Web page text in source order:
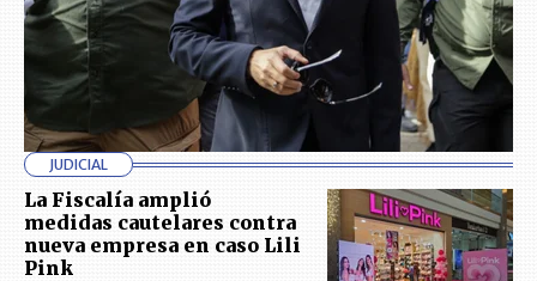
JUDICIAL
La Fiscalía amplió
medidas cautelares contra
nueva empresa en caso Lili
Pink